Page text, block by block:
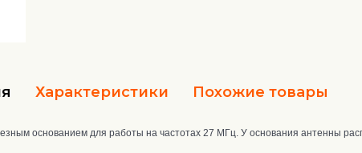
Характеристики Похожие товары
основанием для работы на частотах 27 МГц. У основания антенны